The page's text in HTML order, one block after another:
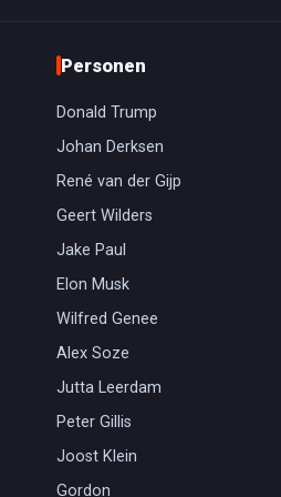
Personen
Donald Trump
Johan Derksen
René van der Gijp
Geert Wilders
Jake Paul
Elon Musk
Wilfred Genee
Alex Soze
Jutta Leerdam
Peter Gillis
Joost Klein
Gordon